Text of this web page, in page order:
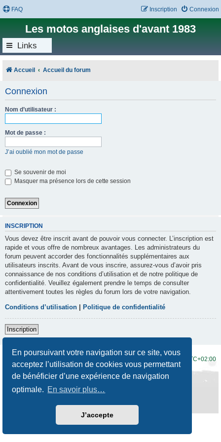
En poursuivant votre navigation sur ce site, vous
acceptez l’utilisation de cookies vous permettant
de bénéficier d’une expérience de navigation
optimale. En savoir plus…
J’accepte
FAQ Connexion
Inscription
Les motos anglaises d'avant 1983
Links
Accueil Accueil du forum
Connexion
Nom d’utilisateur :
Mot de passe :
J’ai oublié mon mot de passe
Se souvenir de moi
Masquer ma présence lors de cette session
INSCRIPTION
Vous devez être inscrit avant de pouvoir vous connecter. L’inscription est
rapide et vous offre de nombreux avantages. Les administrateurs du
forum peuvent accorder des fonctionnalités supplémentaires aux
utilisateurs inscrits. Avant de vous inscrire, assurez-vous d’avoir pris
connaissance de nos conditions d’utilisation et de notre politique de
confidentialité. Veuillez également prendre le temps de consulter
attentivement toutes les règles du forum lors de votre navigation.
Conditions d’utilisation Politique de confidentialité
Inscription
UTC+02:00
Développé par phpBB® Forum Software © phpBB Limited
Traduction française officielle
Prosilver New Edition
Confidentialité|Conditions